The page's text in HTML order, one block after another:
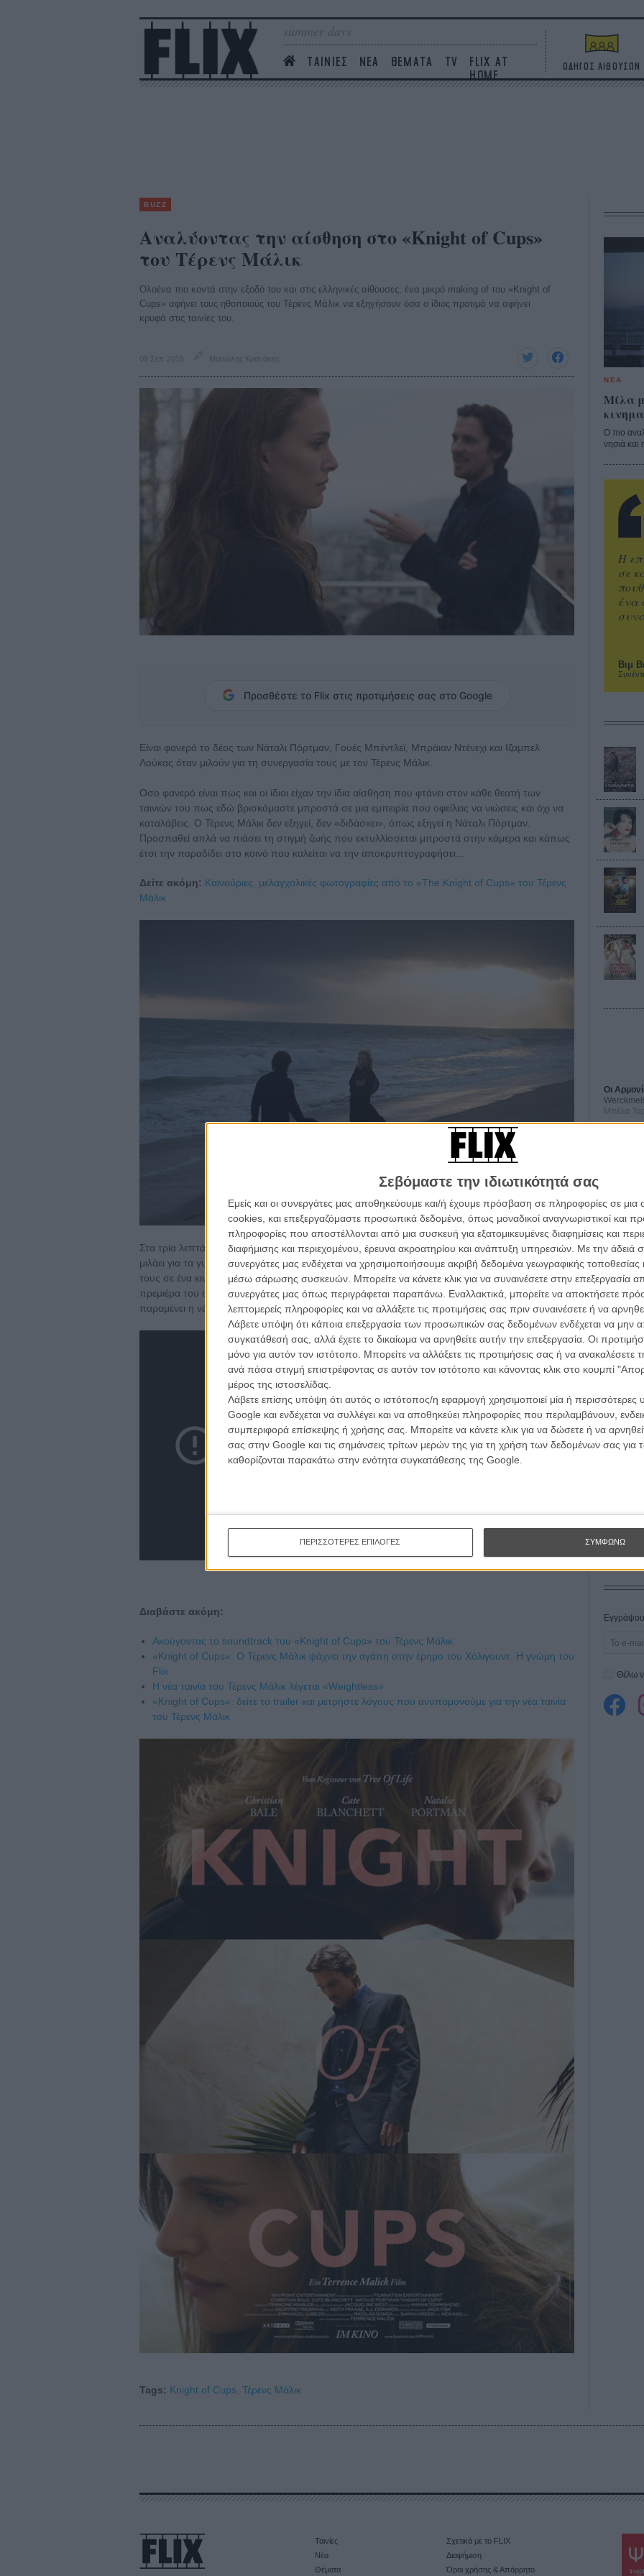
Σεβόμαστε την ιδιωτικότητά σας
Εμείς και οι συνεργάτες μας αποθηκεύουμε και/ή έχουμε πρόσβαση σε πληροφορίες σε
cookies, και επεξεργαζόμαστε προσωπικά δεδομένα, όπως μοναδικοί αναγνωριστικοί και
πληροφορίες που αποστέλλονται από μια συσκευή για εξατομικευμένες διαφημίσεις και
διαφήμισης και περιεχομένου, έρευνα ακροατηρίου και ανάπτυξη υπηρεσιών. Με την άδειά
συνεργάτες μας ενδέχεται να χρησιμοποιήσουμε ακριβή δεδομένα γεωγραφικής τοποθεσίας
μέσω σάρωσης συσκευών. Μπορείτε να κάνετε κλικ για να συναινέσετε στην επεξεργασία
συνεργάτες μας όπως περιγράφεται παραπάνω. Εναλλακτικά, μπορείτε να αποκτήσετε
λεπτομερείς πληροφορίες και να αλλάξετε τις προτιμήσεις σας πριν συναινέσετε ή να
Λάβετε υπόψη ότι κάποια επεξεργασία των προσωπικών σας δεδομένων ενδέχεται να μην
συγκατάθεσή σας, αλλά έχετε το δικαίωμα να αρνηθείτε αυτήν την επεξεργασία. Οι
μόνο για αυτόν τον ιστότοπο. Μπορείτε να αλλάξετε τις προτιμήσεις σας ή να ανακαλέσετε
ανά πάσα στιγμή επιστρέφοντας σε αυτόν τον ιστότοπο και κάνοντας κλικ στο κουμπί
μέρος της ιστοσελίδας.
Λάβετε επίσης υπόψη ότι αυτός ο ιστότοπος/η εφαρμογή χρησιμοποιεί μία ή περισσότερες
Google και ενδέχεται να συλλέγει και να αποθηκεύει πληροφορίες που περιλαμβάνουν,
συμπεριφορά επίσκεψης ή χρήσης σας. Μπορείτε να κάνετε κλικ για να δώσετε ή να
σας στην Google και τις σημάνσεις τρίτων μερών της για τη χρήση των δεδομένων σας
καθορίζονται παρακάτω στην ενότητα συγκατάθεσης της Google.
ΠΕΡΙΣΣΟΤΕΡΕΣ ΕΠΙΛΟΓΕΣ ΣΥΜΦΩΝΩ
summer days
ΤΑΙΝΙΕΣ ΝΕΑ ΘΕΜΑΤΑ TV
FLIX AT
HOME
ΟΔΗΓΟΣ ΑΙΘΟΥΣΩΝ
BUZZ
Αναλύοντας την αίσθηση στο «Knight of Cups»
του Τέρενς Μάλικ
Ολοένα πιο κοντά στην εξοδό του και στις ελληνικές αίθουσες, ένα μικρό making of του «Knight of
Cups» αφήνει τους ηθοποιούς του Τέρενς Μάλικ να εξηγήσουν όσα ο ίδιος προτιμά να αφήνει
κρυφά στις ταινίες του.
08 Σεπ 2015 Μανώλης Κρανάκης
Προσθέστε το Flix στις προτιμήσεις σας στο Google
Είναι φανερό το δέος των Νάταλι Πόρτμαν, Γουές Μπέντλεϊ, Μπράιαν Ντένεχι και Ιζαμπελ
Λούκας όταν μιλούν για τη συνεργασία τους με τον Τέρενς Μάλικ.
Οσο φανερό είναι πως και οι ίδιοι είχαν την ίδια αίσθηση που φτάνει στον κάθε θεατή των
ταινιών του πως εδώ βρισκόμαστε μπροστά σε μια εμπειρία που οφείλεις να νιώσεις και όχι να
καταλάβεις. Ο Τέρενς Μάλικ δεν εξηγεί, δεν «διδάσκει», όπως εξηγεί η Νάταλι Πόρτμαν.
Προσπαθεί απλά να πιάσει τη στιγμή ζωής που εκτυλλίσσεται μπροστά στην κάμερα και κάπως
έτσι την παραδίδει στο κοινό που καλείται να την αποκρυπτογραφήσει...
Δείτε ακόμη: Καινούριες, μελαγχολικές φωτογραφίες από το «The Knight of Cups» του Τέρενς
Μάλικ
Στα τρία λεπτά που ακολουθούν το καστ του «Knight of Cups» (εκτός του Κρίστιαν Μπέιλ)
μιλάει για τα γυρίσματα, για την εμπιστοσύνη που εμπνέει ο Τέρενς Μάλικ και για τους ρόλους
τους σε ένα κινηματογραφικό τριπ που άφησε ανάμεικτα συναισθήματα μετά την παγκόσμια
πρεμιέρα του στο περσινό Φεστιβάλ Βερολίνου, αλλά αυτό δεν αλλάζει το γεγονός πως
παραμένει η νέα πολυαναμενόμενη ταινία ενός ακριβοθώρητου δημιουργού.
Διαβάστε ακόμη:
Ακούγοντας το soundtrack του «Knight of Cups» του Τέρενς Μάλικ
«Knight of Cups»: Ο Τέρενς Μάλικ ψάχνει την αγάπη στην έρημο του Χόλιγουντ. Η γνώμη του
Flix
H νέα ταινία του Τέρενς Μάλικ λέγεται «Weightless»
«Knight of Cups»: δείτε το trailer και μετρήστε λόγους που ανυπομονούμε για την νέα ταινία
του Τέρενς Μάλικ
Tags: Knight of Cups, Τέρενς Μάλικ
ΝΕΑ
Μίλα
Ο πιο
νησιά και
Βιμ
Η
σε
ένα
Οι
Μπέλα
Ψηλά
Tacones
Πέδρο
Ο
L’ Affaire
Ζαν-Πολ
Ο
10
Θέλω
Ταινίες
Νέα
Θέματα
Σχετικά με το FLIX
Διαφήμιση
Όροι χρήσης & Απόρρητο